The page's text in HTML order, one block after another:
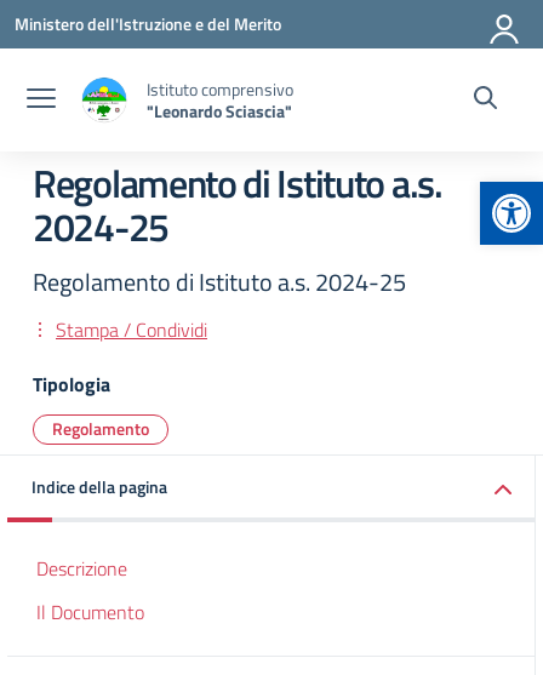
Vai ai contenuti
Vai al menu di navigazione
Vai al footer
Ministero dell'Istruzione e del Merito
Istituto comprensivo
"Leonardo Sciascia"
Regolamento di Istituto a.s.
2024-25
Regolamento di Istituto a.s. 2024-25
Stampa / Condividi
Tipologia
Regolamento
Indice della pagina
Descrizione
Il Documento